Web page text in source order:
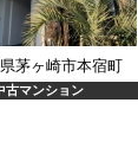
茅ヶ崎市本宿町
古マンション